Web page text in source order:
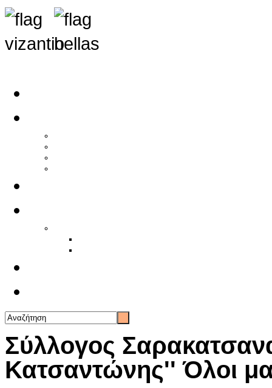
Σύλλογος
Κατσαντώνης'' Όλοι